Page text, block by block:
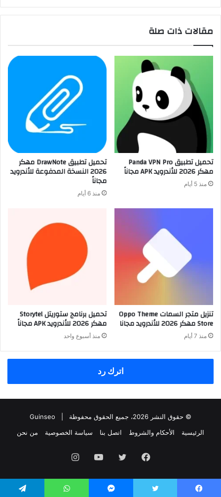
مقالات ذات صلة
تحميل تطبيق Panda VPN Pro
مهكر 2026 للأندرويد APK مجاناً
منذ 5 أيام
تحميل تطبيق DrawNote مهكر
2026 النسخة المدفوعة للأندرويد
مجاناً
منذ 6 أيام
تنزيل متجر السمات Oppo Theme
Store مهكر 2026 للأندرويد مجانا
منذ 7 أيام
تحميل برنامج ستوريتل Storytel
مهكر 2026 للأندرويد APK مجاناً
منذ أسبوع واحد
اترك رد
© حقوق النشر 2026، جميع الحقوق محفوظة |
Guinseo
الرئيسية
الأحكام والشروط اتصل بنا سياسة الخصوصية من نحن
فيسبوك تويتر يوتيوبانستقرام